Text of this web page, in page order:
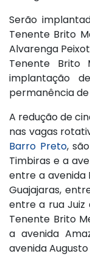
Serão
Tenente Brito
Alvarenga
Tenente Brito
implantação
permanência
A redução de
nas vagas
Barro Preto,
Timbiras e a
entre a avenida
Guajajaras,
entre a rua Juiz
Tenente Brito
a avenida
avenida